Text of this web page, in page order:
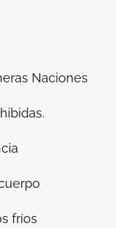
Naciones
fríos